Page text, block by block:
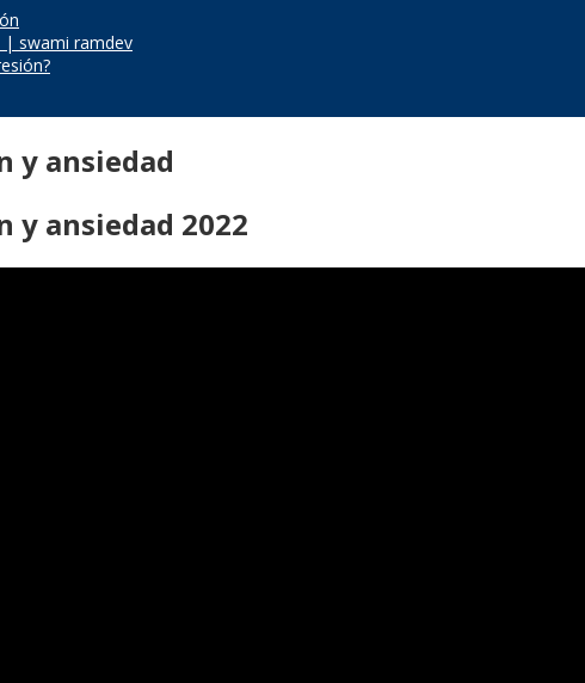
| swami ramdev
y ansiedad
y ansiedad 2022